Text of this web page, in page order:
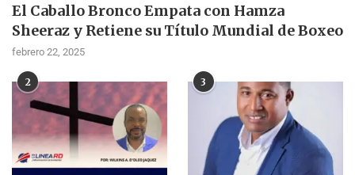
El Caballo Bronco Empata con Hamza
Sheeraz y Retiene su Título Mundial de Boxeo
febrero 22, 2025
2 3